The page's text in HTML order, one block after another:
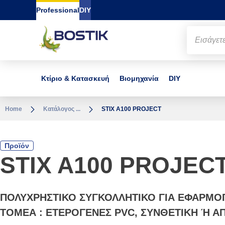
Go to content Go to navigation
ProfessionalDIY
Κτίριο & Κατασκευή Βιομηχανία DIY
Home Κατάλογος ... STIX A100 PROJECT
Προϊόν
STIX A100
ΠΟΛΥΧΡΗΣΤΙΚΟ ΣΥΓΚΟΛΛΗΤΙΚΟ ΓΙΑ
ΤΟΜΕΑ : ΕΤΕΡΟΓΕΝΕΣ PVC, ΣΥΝΘΕΤΙΚΗ Ή